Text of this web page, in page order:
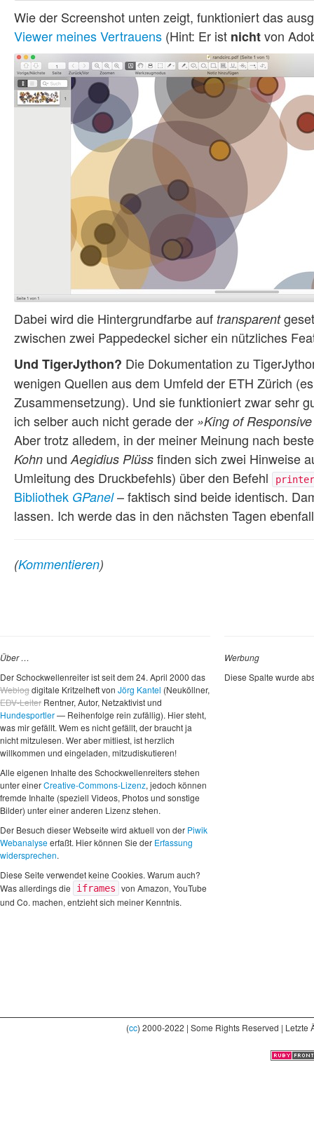
Wie der Screenshot unten zeigt, funktioniert das
Viewer meines Vertrauens (Hint: Er ist nichtvon
Dabei wird die Hintergrundfarbe auf transparent
zwischen zwei Pappedeckel sicher ein nützliches
Und TigerJython? Die Dokumentation zu
wenigen Quellen aus dem Umfeld der ETH Zürich
Zusammensetzung). Und sie funktioniert zwar sehr
ich selber auch nicht gerade der »King of
Aber trotz alledem, in der meiner Meinung nach
Kohn und Aegidius Plüss finden sich zwei Hinweise
Umleitung des Druckbefehls) über den Befehl
Bibliothek GPanel– faktisch sind beide identisch.
lassen. Ich werde das in den nächsten Tagen
(Kommentieren)
Über …
Der Schockwellenreiter ist seit dem 24. April 2000 das
Weblogdigitale Kritzelheft von Jörg Kantel (Neuköllner,
EDV-Leiter Rentner, Autor, Netzaktivist und
Hundesportler— Reihenfolge rein zufällig). Hier steht,
was mir gefällt. Wem es nicht gefällt, der braucht ja
nicht mitzulesen. Wer aber mitliest, ist herzlich
willkommen und eingeladen, mitzudiskutieren!
Alle eigenen Inhalte des Schockwellenreiters stehen
unter einerCreative-Commons-Lizenz, jedoch können
fremde Inhalte (speziell Videos, Photos und sonstige
Bilder) unter einer anderen Lizenz stehen.
Der Besuch dieser Webseite wird aktuell von der Piwik
Webanalyseerfaßt. Hier können Sie der Erfassung
widersprechen.
Diese Seite verwendet keine Cookies. Warum auch?
Was allerdings die
iframes von Amazon, YouTube
und Co. machen, entzieht sich meiner Kenntnis.
Werbung
Diese Spalte wurde
(cc) 2000-2022 | Some Rights Reserved |